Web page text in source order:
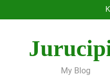
Ingin
Ingin
My Blog